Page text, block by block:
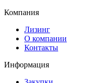
Компания
Лизинг
О компании
Контакты
Информация